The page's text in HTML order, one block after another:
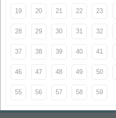
19 20 21 22 23
28 29 30 31 32
37 38 39 40 41
46 47 48 49 50
55 56 57 58 59